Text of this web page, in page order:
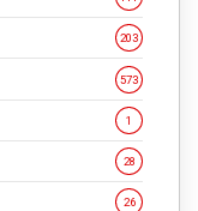
203
573
1
28
26